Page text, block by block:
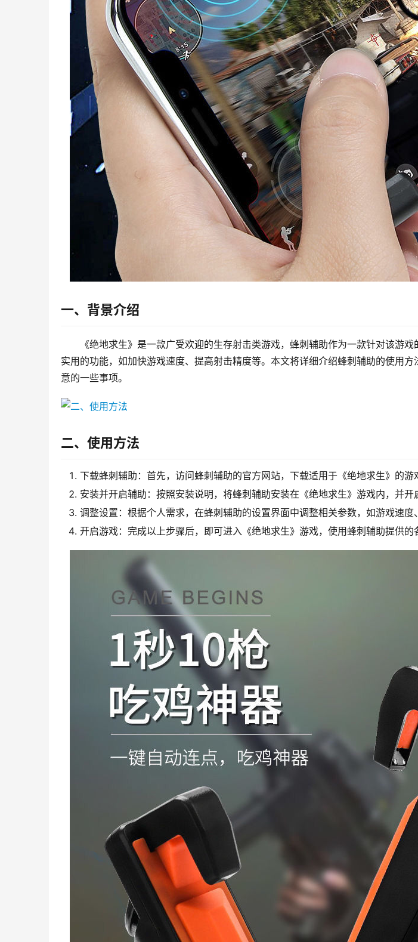
一、背景介绍
《绝地求生》是一款广受欢迎的生存射击类游戏，蜂刺辅助作为一款针对该游
实用的功能，如加快游戏速度、提高射击精度等。本文将详细介绍蜂刺辅助的使用
意的一些事项。
二、使用方法
下载蜂刺辅助：首先，访问蜂刺辅助的官方网站，下载适用于《绝地求生》的游
安装并开启辅助：按照安装说明，将蜂刺辅助安装在《绝地求生》游戏内，并开
调整设置：根据个人需求，在蜂刺辅助的设置界面中调整相关参数，如游戏速度
开启游戏：完成以上步骤后，即可进入《绝地求生》游戏，使用蜂刺辅助提供的